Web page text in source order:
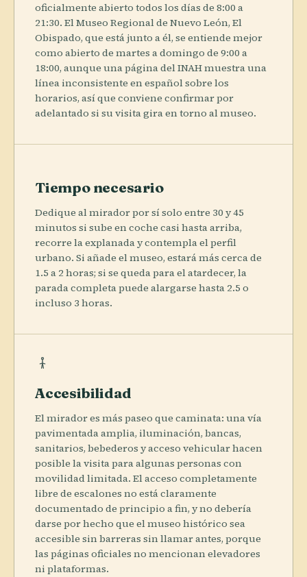
oficialmente abierto todos los días de 8:00 a
21:30. El Museo Regional de Nuevo León, El
Obispado, que está junto a él, se entiende mejor
como abierto de martes a domingo de 9:00 a
18:00, aunque una página del INAH muestra una
línea inconsistente en español sobre los
horarios, así que conviene confirmar por
adelantado si su visita gira en torno al museo.
Tiempo necesario
Dedique al mirador por sí solo entre 30 y 45
minutos si sube en coche casi hasta arriba,
recorre la explanada y contempla el perfil
urbano. Si añade el museo, estará más cerca de
1.5 a 2 horas; si se queda para el atardecer, la
parada completa puede alargarse hasta 2.5 o
incluso 3 horas.
Accesibilidad
El mirador es más paseo que caminata: una vía
pavimentada amplia, iluminación, bancas,
sanitarios, bebederos y acceso vehicular hacen
posible la visita para algunas personas con
movilidad limitada. El acceso completamente
libre de escalones no está claramente
documentado de principio a fin, y no debería
darse por hecho que el museo histórico sea
accesible sin barreras sin llamar antes, porque
las páginas oficiales no mencionan elevadores
ni plataformas.